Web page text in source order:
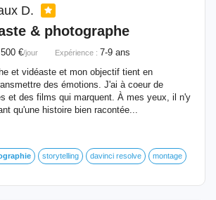
D.
& photographe
€/jour Expérience : 7-9 ans
et vidéaste et mon objectif tient en
des émotions. J'ai à coeur de
et des films qui marquent. À mes yeux, il n'y
qu'une histoire bien racontée...
storytelling davinci resolve montage